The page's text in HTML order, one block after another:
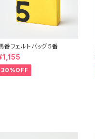
番フェルトバッグ５番
30%OFF